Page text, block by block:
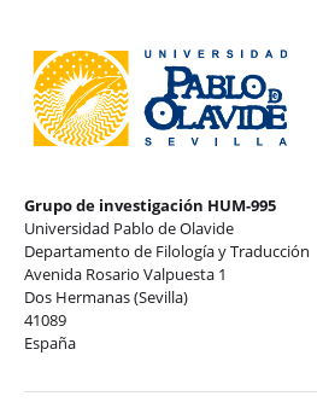
Grupo de investigación HUM-995
Universidad Pablo de Olavide
Departamento de Filología y Traducción
Avenida Rosario Valpuesta 1
Dos Hermanas (Sevilla)
41089
España